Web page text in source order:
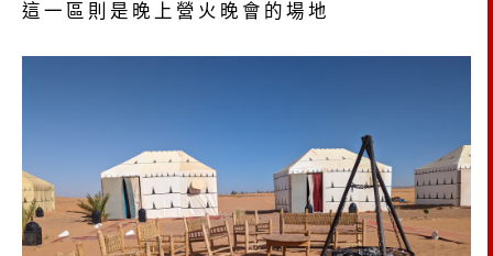
這一區則是晚上營火晚會的場地